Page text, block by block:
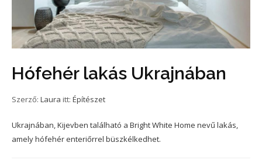
Hófehér lakás Ukrajnában
Szerző: Laura itt: Építészet
Ukrajnában, Kijevben található a Bright White Home nevű lakás,
amely hófehér enteriőrrel büszkélkedhet.